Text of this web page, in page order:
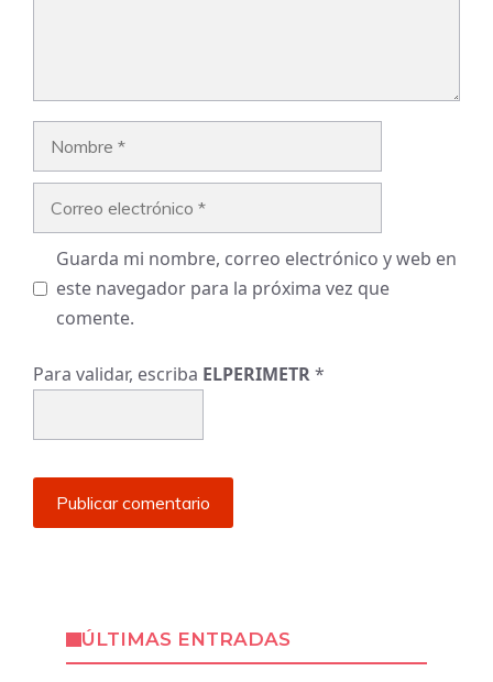
Guarda mi nombre, correo electrónico y web en
este navegador para la próxima vez que
comente.
Para validar, escriba ELPERIMETR*
ÚLTIMAS ENTRADAS